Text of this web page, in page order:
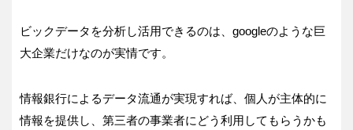
ビックデータを分析し活用できるのは、googleのような巨
大企業だけなのが実情です。
情報銀行によるデータ流通が実現すれば、個人が主体的に
情報を提供し、第三者の事業者にどう利用してもらうかも